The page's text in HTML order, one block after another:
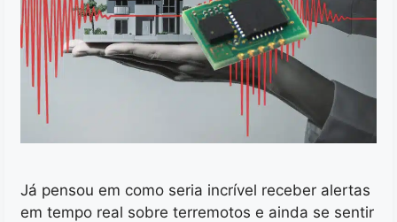
Já pensou em como seria incrível receber alertas
em tempo real sobre terremotos e ainda se sentir